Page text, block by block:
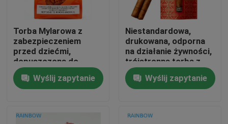
Do domu
Produkty
Torba Mylarowa z
zabezpieczeniem
przed dziećmi,
dopuszczona do
kontaktu z żywnością,
zapobiegająca
przenikaniu zapachów,
kadzideł ziołowych
Wyślij zapytanie
Niestandardowa,
drukowana, odporna
na działanie żywności,
trójstronna torba z
zamkniętą skrzynią
Wyślij zapytanie